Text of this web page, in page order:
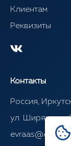
Клиентам
Реквизиты
Контакты
Россия,
ул. Ширямова,